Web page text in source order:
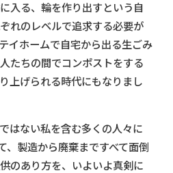
入る、輪を作り出すという自
れのレベルで追求する必要が
イホームで自宅から出る生ごみ
たちの間でコンポストをする
上げられる時代にもなりまし
はない私を含む多くの人々に
、製造から廃棄まですべて面倒
のあり方を、いよいよ真剣に